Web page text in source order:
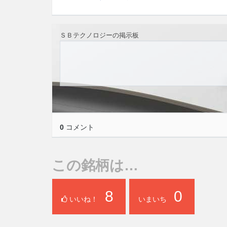
ＳＢテクノロジーの掲示板
0 コメント
この銘柄は…
いいね！ 8 いまいち 0